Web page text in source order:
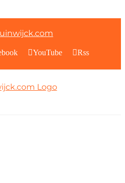
YouTube Rss